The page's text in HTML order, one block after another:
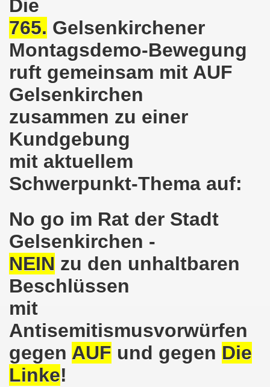
Die
765. Gelsenkirchener
Montagsdemo-Bewegung
ruft gemeinsam mit AUF
Gelsenkirchen
zusammen zu einer
Kundgebung
mit aktuellem
Schwerpunkt-Thema auf:
No go im Rat der Stadt
Gelsenkirchen -
NEIN zu den unhaltbaren
Beschlüssen
mit
Antisemitismusvorwürfen
gegen AUF und gegen Die
Linke!
am 14.03.2022: Wir müssen alles tun, um
Montagsdemo-Bewegung am 14.03.2022 - stärken wir
am 28.02.2022 - breiter Protest und breiter
ruft auf am 28.02.2022 zum Tag des
Bewegung am 14. Februar 2022 in der Innenstadt
der 740. Gelsenkirchener Montagsdemo-Bewegung
macht im neuen Jahr 2022 am 10.01.2022
am 06.12.2021 in Halle an der Saale Contra
Bewegung am 08.11.2021 im Zeichen des Kampfs zur
den 08.11.2021 Tag des Widerstands für die
Armut und auch gegen Arbeitsplatzvernichtung stand
die Abwälzung der Krisenlasten auf unserem
in Gelsenkirchenen-Buer am 11.10.2021
Gelsenkirchener Montagsdemo-Bewegung am